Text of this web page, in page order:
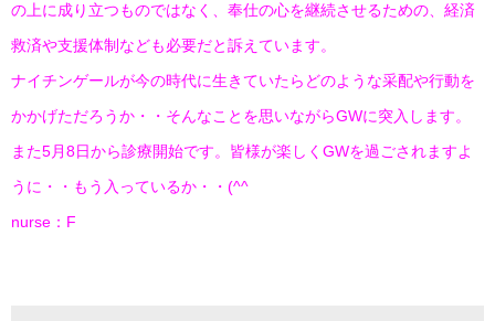
の上に成り立つものではなく、奉仕の心を継続させるための、経済
救済や支援体制なども必要だと訴えています。
ナイチンゲールが今の時代に生きていたらどのような采配や行動を
かかげただろうか・・そんなことを思いながらGWに突入します。
また5月8日から診療開始です。皆様が楽しくGWを過ごされますよ
うに・・もう入っているか・・(^^ゞ
nurse：F